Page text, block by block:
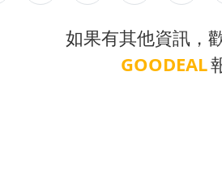
如果有其他資訊，
GOODEAL